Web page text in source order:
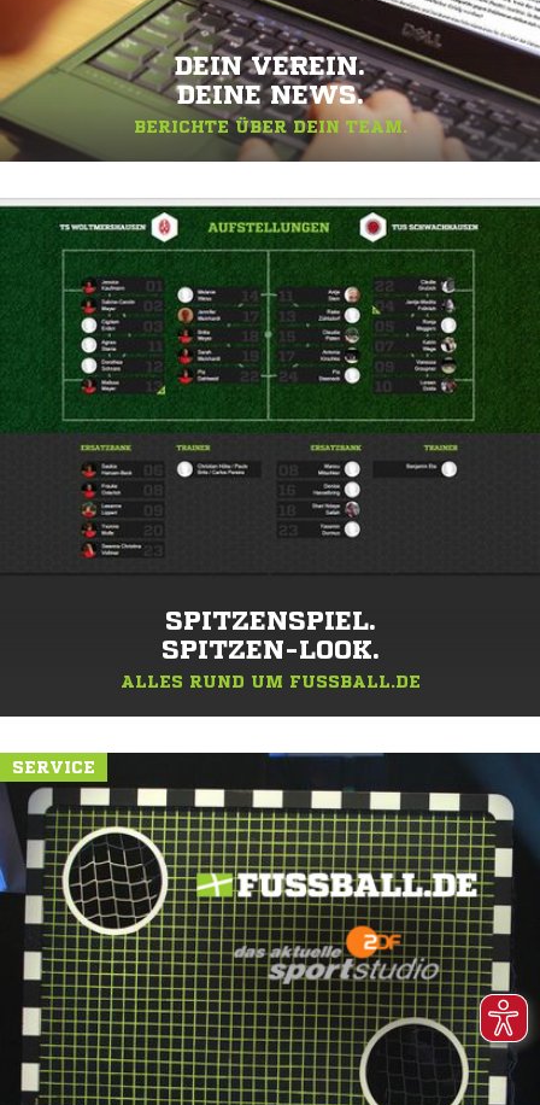
DEIN VEREIN.
DEINE NEWS.
BERICHTE ÜBER DEIN TEAM.
SPITZENSPIEL.
SPITZEN-LOOK.
ALLES RUND UM FUSSBALL.DE
SERVICE